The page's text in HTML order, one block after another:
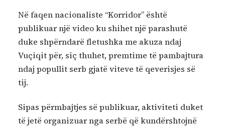
Në faqen nacionaliste “Korridor” është
publikuar një video ku shihet një parashutë
duke shpërndarë fletushka me akuza ndaj
Vuçiqit për, siç thuhet, premtime të pambajtura
ndaj popullit serb gjatë viteve të qeverisjes së
tij.
Sipas përmbajtjes së publikuar, aktiviteti duket
të jetë organizuar nga serbë që kundërshtojnë